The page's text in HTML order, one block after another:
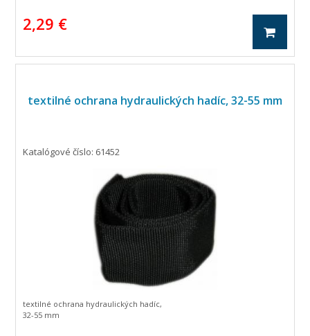
2,29 €
textilné ochrana hydraulických hadíc, 32-55 mm
Katalógové číslo: 61452
textilné ochrana hydraulických hadíc,
32-55 mm